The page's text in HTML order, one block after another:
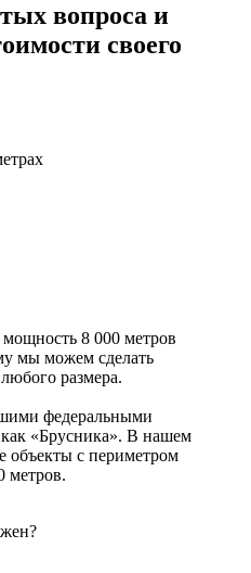
вопроса и
своего
8 000 метров
мы можем сделать
размера.
федеральными
«Брусника». В нашем
объекты с периметром
метров.